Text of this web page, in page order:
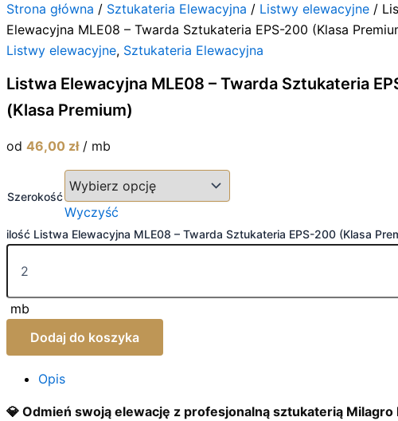
Strona główna / Sztukateria Elewacyjna / Listwy elewacyjne /
Elewacyjna MLE08 – Twarda Sztukateria EPS-200 (Klasa
Listwy elewacyjne, Sztukateria Elewacyjna
Listwa Elewacyjna MLE08 – Twarda Sztukateria
(Klasa Premium)
od 46,00 zł/ mb
Szerokość
Wyczyść
ilość Listwa Elewacyjna MLE08 – Twarda Sztukateria EPS-200 (Klasa
mb
Dodaj do koszyka
Opis
💎 Odmień swoją elewację z profesjonalną sztukaterią Milagro